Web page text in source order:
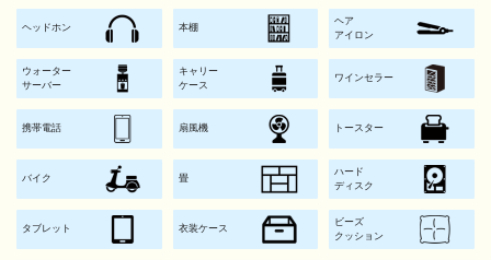
ヘッドホン 本棚
ヘア
アイロン
ウォーター
サーバー
キャリー
ケース
ワインセラー
携帯電話 扇風機 トースター
バイク 畳
ハード
ディスク
タブレット 衣装ケース
ビーズ
クッション